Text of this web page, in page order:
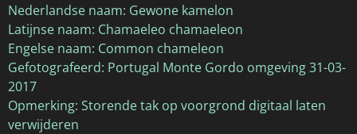
Nederlandse naam: Gewone kamelon
Latijnse naam: Chamaeleo chamaeleon
Engelse naam: Common chameleon
Gefotografeerd: Portugal Monte Gordo omgeving 31-03-
2017
Opmerking: Storende tak op voorgrond digitaal laten
verwijderen